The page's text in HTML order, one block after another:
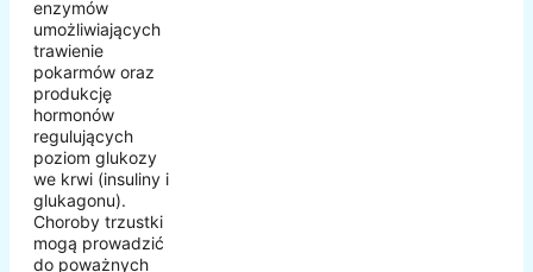
enzymów
umożliwiających
trawienie
pokarmów oraz
produkcję
hormonów
regulujących
poziom glukozy
we krwi (insuliny i
glukagonu).
Choroby trzustki
mogą prowadzić
do poważnych